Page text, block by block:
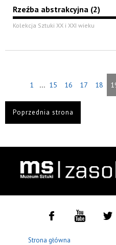
Rzeźba abstrakcyjna (2)
Kolekcja Sztuki XX i XXI wieku
1 ... 15 16 17 18
Poprzednia strona
Strona główna